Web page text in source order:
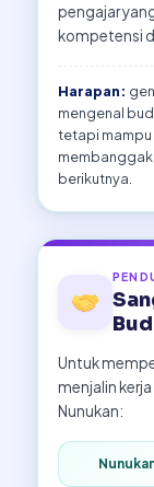
pengajar
kompetensi
Harapan:
mengenal
tetapi
berikutnya.
Untuk
menjalin
Nunukan: